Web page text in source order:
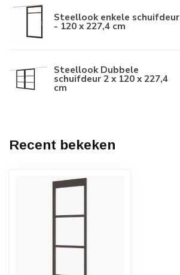
Steellook enkele schuifdeur
- 120 x 227,4 cm
Steellook Dubbele
schuifdeur 2 x 120 x 227,4
cm
Recent bekeken